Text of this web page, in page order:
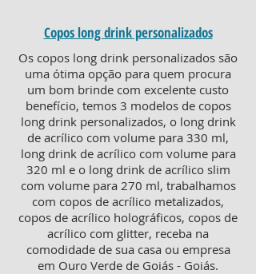
Copos long drink personalizados
Os copos long drink personalizados são
uma ótima opção para quem procura
um bom brinde com excelente custo
benefício, temos 3 modelos de copos
long drink personalizados, o long drink
de acrílico com volume para 330 ml,
long drink de acrílico com volume para
320 ml e o long drink de acrílico slim
com volume para 270 ml, trabalhamos
com copos de acrílico metalizados,
copos de acrílico holográficos, copos de
acrílico com glitter, receba na
comodidade de sua casa ou empresa
em Ouro Verde de Goiás - Goiás.